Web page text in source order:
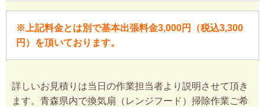
※上記料金とは別で基本出張料金3,000円（税込3,300
円）を頂いております。
詳しいお見積りは当日の作業担当者より説明させて頂き
ます。青森県内で換気扇（レンジフード）掃除作業ご希